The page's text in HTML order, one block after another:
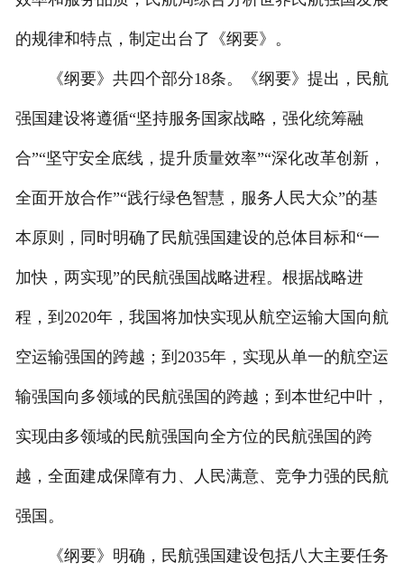
的规律和特点，制定出台了《纲要》。
《纲要》共四个部分18条。《纲要》提出，民航
强国建设将遵循“坚持服务国家战略，强化统筹融
合”“坚守安全底线，提升质量效率”“深化改革创新，
全面开放合作”“践行绿色智慧，服务人民大众”的基
本原则，同时明确了民航强国建设的总体目标和“一
加快，两实现”的民航强国战略进程。根据战略进
程，到2020年，我国将加快实现从航空运输大国向航
空运输强国的跨越；到2035年，实现从单一的航空运
输强国向多领域的民航强国的跨越；到本世纪中叶，
实现由多领域的民航强国向全方位的民航强国的跨
越，全面建成保障有力、人民满意、竞争力强的民航
强国。
《纲要》明确，民航强国建设包括八大主要任务